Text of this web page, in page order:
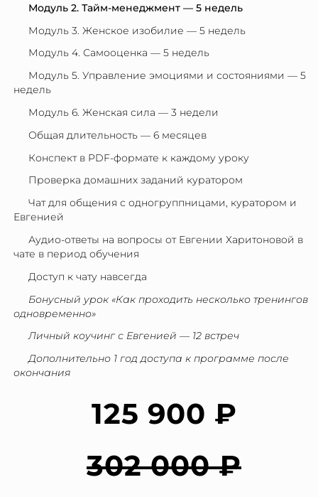
Модуль 2. Тайм-менеджмент — 5 недель
Модуль 3. Женское изобилие — 5 недель
Модуль 4. Самооценка — 5 недель
Модуль 5. Управление эмоциями и состояниями — 5
недель
Модуль 6. Женская сила — 3 недели
Общая длительность — 6 месяцев
Конспект в PDF-формате к каждому уроку
Проверка домашних заданий куратором
Чат для общения с одногруппницами, куратором и
Евгенией
Аудио-ответы на вопросы от Евгении Харитоновой в
чате в период обучения
Доступ к чату навсегда
Бонусный урок «Как проходить несколько тренингов
одновременно»
Личный коучинг с Евгенией — 12 встреч
Дополнительно 1 год доступа к программе после
окончания
125 900 ₽
302 000 ₽